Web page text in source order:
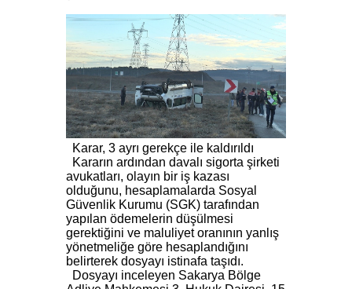
Karar, 3 ayrı gerekçe ile kaldırıldı
Kararın ardından davalı sigorta şirketi
avukatları, olayın bir iş kazası
olduğunu, hesaplamalarda Sosyal
Güvenlik Kurumu (SGK) tarafından
yapılan ödemelerin düşülmesi
gerektiğini ve maluliyet oranının yanlış
yönetmeliğe göre hesaplandığını
belirterek dosyayı istinafa taşıdı.
Dosyayı inceleyen Sakarya Bölge